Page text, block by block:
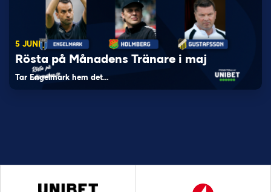
5 JUNI
Rösta på Månadens Tränare i maj
Tar Engelmark hem det…